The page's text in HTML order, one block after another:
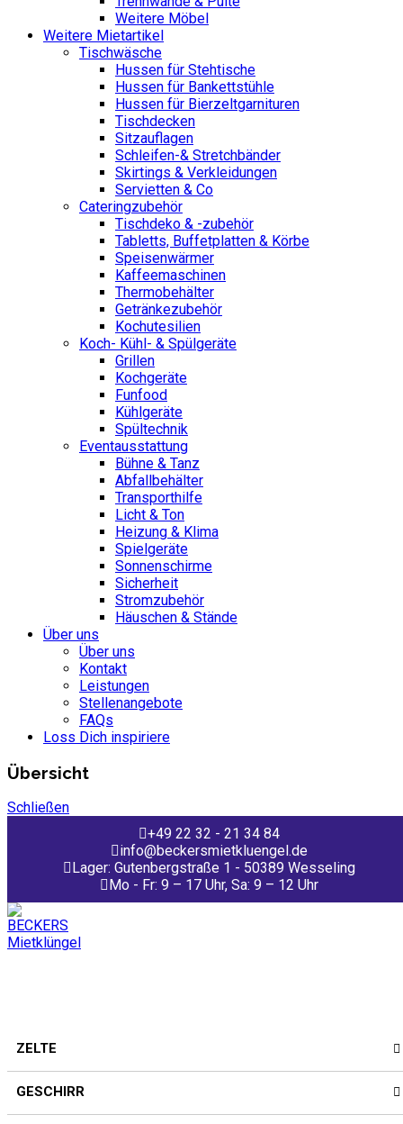
Weitere Möbel
Weitere Mietartikel
Tischwäsche
Hussen für Stehtische
Hussen für Bankettstühle
Hussen für Bierzeltgarnituren
Tischdecken
Sitzauflagen
Schleifen-& Stretchbänder
Skirtings & Verkleidungen
Servietten & Co
Cateringzubehör
Tischdeko & -zubehör
Tabletts, Buffetplatten & Körbe
Speisenwärmer
Kaffeemaschinen
Thermobehälter
Getränkezubehör
Kochutesilien
Koch- Kühl- & Spülgeräte
Grillen
Kochgeräte
Funfood
Kühlgeräte
Spültechnik
Eventausstattung
Bühne & Tanz
Abfallbehälter
Transporthilfe
Licht & Ton
Heizung & Klima
Spielgeräte
Sonnenschirme
Sicherheit
Stromzubehör
Häuschen & Stände
Über uns
Über uns
Kontakt
Leistungen
Stellenangebote
FAQs
Loss Dich inspiriere
Übersicht
Schließen
+49 22 32 - 21 34 84
info@beckersmietkluengel.de
Lager: Gutenbergstraße 1 - 50389 Wesseling
Mo - Fr: 9 – 17 Uhr, Sa: 9 – 12 Uhr
ZELTE
GESCHIRR